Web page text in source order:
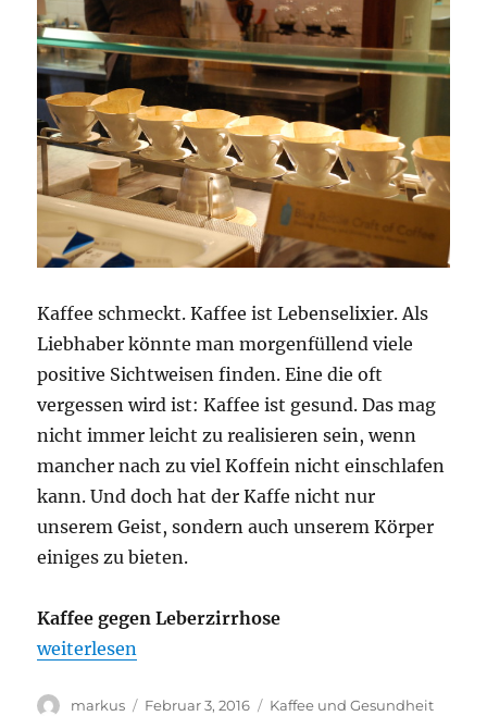
Kaffee schmeckt. Kaffee ist Lebenselixier. Als
Liebhaber könnte man morgenfüllend viele
positive Sichtweisen finden. Eine die oft
vergessen wird ist: Kaffee ist gesund. Das mag
nicht immer leicht zu realisieren sein, wenn
mancher nach zu viel Koffein nicht einschlafen
kann. Und doch hat der Kaffe nicht nur
unserem Geist, sondern auch unserem Körper
einiges zu bieten.
Kaffee gegen Leberzirrhose
„Kaffeekonsum kann das Risiko einer
weiterlesen
Autor
markus
Veröffentlicht
Februar 3, 2016 Kategorien
Kaffee und Gesundheit